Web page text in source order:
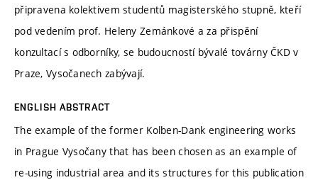
připravena kolektivem studentů magisterského stupně, kteří
pod vedením prof. Heleny Zemánkové a za přispění
konzultací s odborníky, se budoucností bývalé továrny ČKD v
Praze, Vysočanech zabývají.
ENGLISH ABSTRACT
The example of the former Kolben-Dank engineering works
in Prague Vysočany that has been chosen as an example of
re-using industrial area and its structures for this publication